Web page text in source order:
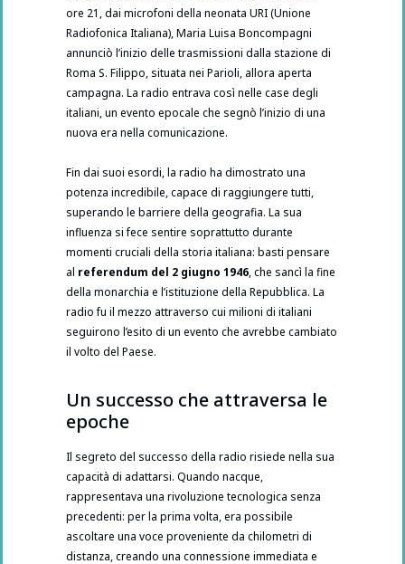
ore 21, dai microfoni della neonata URI (Unione
Radiofonica Italiana), Maria Luisa Boncompagni
annunciò l’inizio delle trasmissioni dalla stazione di
Roma S. Filippo, situata nei Parioli, allora aperta
campagna. La radio entrava così nelle case degli
italiani, un evento epocale che segnò l’inizio di una
nuova era nella comunicazione.
Fin dai suoi esordi, la radio ha dimostrato una
potenza incredibile, capace di raggiungere tutti,
superando le barriere della geografia. La sua
influenza si fece sentire soprattutto durante
momenti cruciali della storia italiana: basti pensare
al referendum del 2 giugno 1946, che sancì la fine
della monarchia e l’istituzione della Repubblica. La
radio fu il mezzo attraverso cui milioni di italiani
seguirono l’esito di un evento che avrebbe cambiato
il volto del Paese.
Un successo che attraversa le
epoche
Il segreto del successo della radio risiede nella sua
capacità di adattarsi. Quando nacque,
rappresentava una rivoluzione tecnologica senza
precedenti: per la prima volta, era possibile
ascoltare una voce proveniente da chilometri di
distanza, creando una connessione immediata e